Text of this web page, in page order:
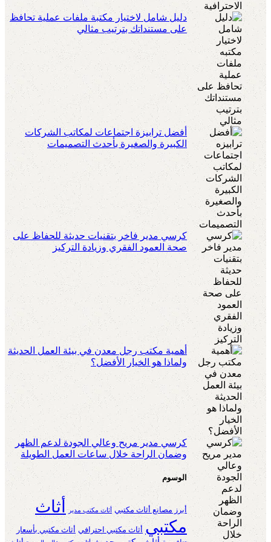
دليل شامل لاختيار مكتبة ملفات عملية تحافظ
على مستنداتك بترتيب مثالي
أفضل ترابيزة اجتماعات لمكاتب الشركات
الكبيرة والصغيرة بأحدث التصميمات
كرسي مدير فاخر بتقنيات حديثة للحفاظ على
صحة العمود الفقري وزيادة التركيز
أهمية مكتب رجل معدن في بيئة العمل الحديثة
ولماذا هو الخيار الأفضل؟
كرسي مدير مريح وعالي الجودة لدعم الظهر
وضمان الراحة خلال ساعات العمل الطويلة
الوسوم
أبرز مصانع أثاث مكتبي أثاث مكتب مدير
أثاث
مكتبي أثاث مكتبي احترافي أثاث مكتبي بأسعار